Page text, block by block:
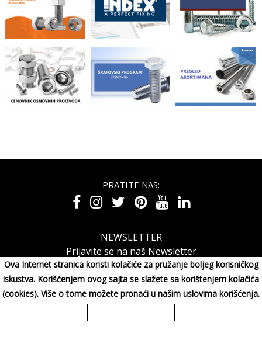
Ova Internet stranica koristi kolačiće za pružanje boljeg korisničkog
iskustva. Korišćenjem ovog sajta se slažete sa korištenjem kolačića
(cookies). Više o tome možete pronaći u našim uslovima korišćenja.
PRATITE NAS:
NEWSLETTER
Prijavite se na naš Newsletter
Srbija065/3003001